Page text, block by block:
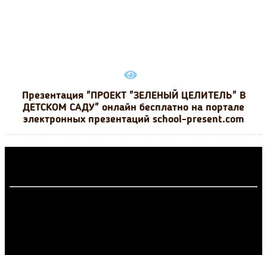
Презентация "ПРОЕКТ "ЗЕЛЕНЫЙ ЦЕЛИТЕЛЬ" В
ДЕТСКОМ САДУ" онлайн бесплатно на портале
электронных презентаций school-present.com